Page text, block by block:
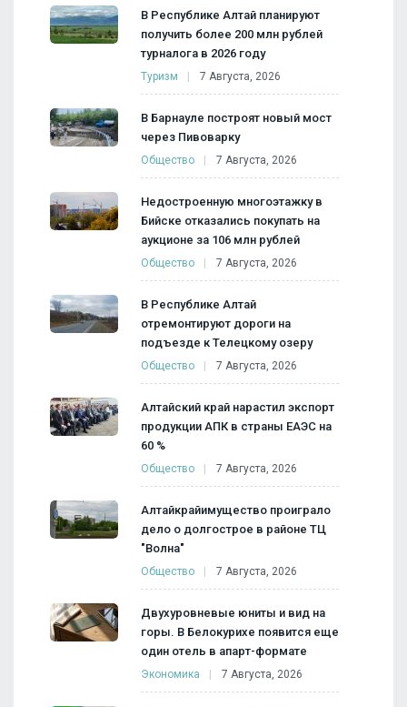
В Республике Алтай планируют
получить более 200 млн рублей
турналога в 2026 году
Туризм 7 Августа, 2026
В Барнауле построят новый мост
через Пивоварку
Общество 7 Августа, 2026
Недостроенную многоэтажку в
Бийске отказались покупать на
аукционе за 106 млн рублей
Общество 7 Августа, 2026
В Республике Алтай
отремонтируют дороги на
подъезде к Телецкому озеру
Общество 7 Августа, 2026
Алтайский край нарастил экспорт
продукции АПК в страны ЕАЭС на
60 %
Общество 7 Августа, 2026
Алтайкрайимущество проиграло
дело о долгострое в районе ТЦ
"Волна"
Общество 7 Августа, 2026
Двухуровневые юниты и вид на
горы. В Белокурихе появится еще
один отель в апарт-формате
Экономика 7 Августа, 2026